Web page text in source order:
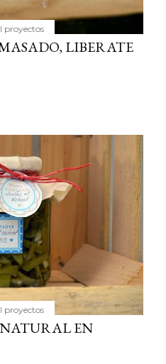
proyectos
LIBERATE
proyectos
NATURAL EN